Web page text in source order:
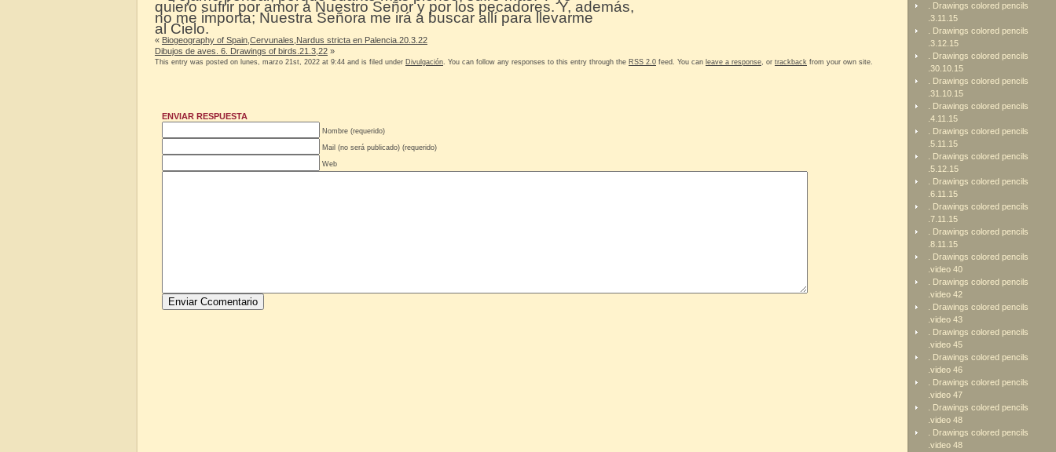
quiero sufrir por amor a Nuestro Señor y por los pecadores. Y, además,
no me importa; Nuestra Señora me irá a buscar allí para llevarme
al Cielo.
« Biogeography of Spain,Cervunales,Nardus stricta en Palencia.20.3.22
Dibujos de aves. 6. Drawings of birds.21.3,22 »
This entry was posted on lunes, marzo 21st, 2022 at 9:44 and is filed under Divulgación. You can follow any responses to this entry through the RSS 2.0 feed. You can leave a response, or trackback from your own site.
ENVIAR RESPUESTA
Nombre (requerido)
Mail (no será publicado) (requerido)
Web
. Drawings colored pencils
.3.11.15
. Drawings colored pencils
.3.12.15
. Drawings colored pencils
.30.10.15
. Drawings colored pencils
.31.10.15
. Drawings colored pencils
.4.11.15
. Drawings colored pencils
.5.11.15
. Drawings colored pencils
.5.12.15
. Drawings colored pencils
.6.11.15
. Drawings colored pencils
.7.11.15
. Drawings colored pencils
.8.11.15
. Drawings colored pencils
.video 40
. Drawings colored pencils
.video 42
. Drawings colored pencils
.video 43
. Drawings colored pencils
.video 45
. Drawings colored pencils
.video 46
. Drawings colored pencils
.video 47
. Drawings colored pencils
.video 48
. Drawings colored pencils
.video 48